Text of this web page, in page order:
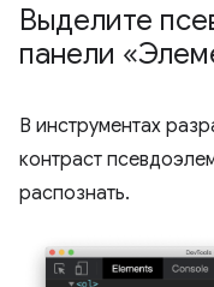
Выделите
панели
В инструментах
контраст
распознать.